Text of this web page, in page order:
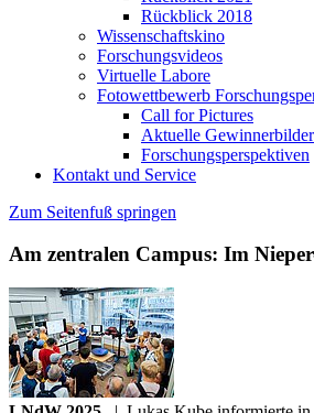
Rückblick 2018
Wissenschaftskino
Forschungsvideos
Virtuelle Labore
Fotowettbewerb
Call for Pictures
Aktuelle Gewinnerbilder
Forschungsperspektiven
Kontakt und Service
Zum Seitenfuß springen
Am zentralen Campus: Im